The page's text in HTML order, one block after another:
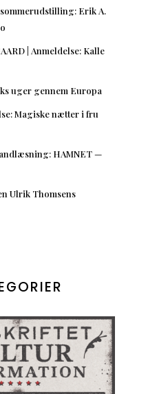
Erik A.
| Anmeldelse: Kalle
uger gennem Europa
Magiske nætter i fru
HAMNET —
Ulrik Thomsens